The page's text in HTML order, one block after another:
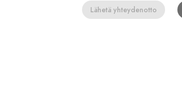
Lähetä yhteydenotto